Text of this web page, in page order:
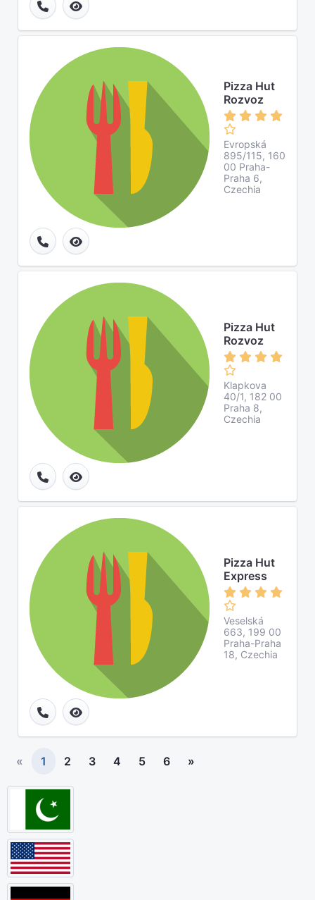
Pizza Hut
Rozvoz
Evropská
895/115, 160
00 Praha-
Praha 6,
Czechia
Pizza Hut
Rozvoz
Klapkova
40/1, 182 00
Praha 8,
Czechia
Pizza Hut
Express
Veselská
663, 199 00
Praha-Praha
18, Czechia
« 1 2 3 4 5 6 »